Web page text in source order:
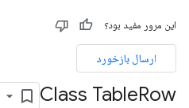
این مرور مفید بود؟
ارسال بازخورد
Class TableRow